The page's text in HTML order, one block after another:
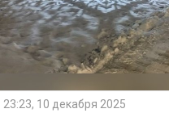
23:23, 10 декабря 2025